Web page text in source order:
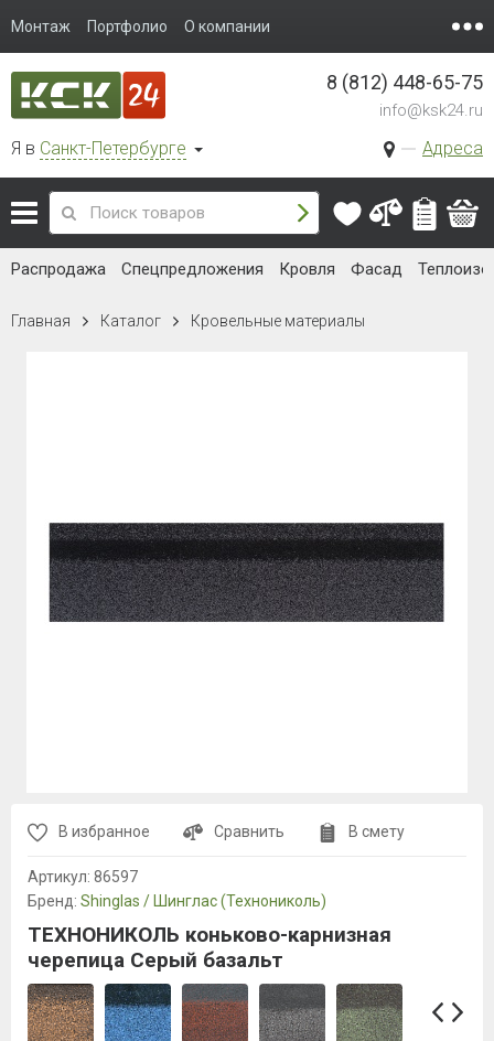
Монтаж Портфолио О компании
Я в Санкт-Петербурге Адреса
8 (812) 448-65-75
info@ksk24.ru
Распродажа Спецпредложения Кровля Фасад
Главная Каталог Кровельные материалы
В избранное Сравнить В смету
Артикул: 86597
Бренд: Shinglas / Шинглас (Технониколь)
ТЕХНОНИКОЛЬ коньково-карнизная
черепица Серый базальт